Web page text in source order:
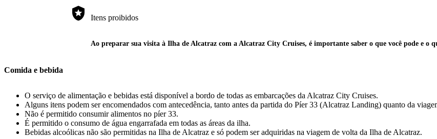
Itens proibidos
Ao preparar sua visita à Ilha de Alcatraz com a Alcatraz City Cruises, é importante saber o que você pode e o
Comida e bebida
O serviço de alimentação e bebidas está disponível a bordo de todas as embarcações da Alcatraz City Cruises.
Alguns itens podem ser encomendados com antecedência, tanto antes da partida do Píer 33 (Alcatraz Landing) quanto da
Não é permitido consumir alimentos no píer 33.
É permitido o consumo de água engarrafada em todas as áreas da ilha.
Bebidas alcoólicas não são permitidas na Ilha de Alcatraz e só podem ser adquiridas na viagem de volta da Ilha de Alcatraz.